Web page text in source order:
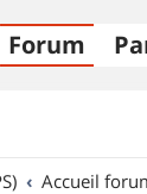
Forum
Accueil